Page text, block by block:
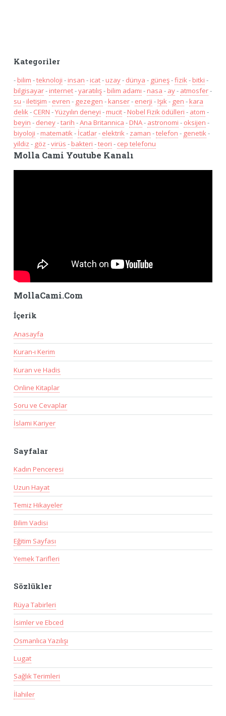
Kategoriler
-bilim -teknoloji -insan -icat-uzay- dünya - güneş-fizik-bitki -
bilgisayar-internet-yaratılış-bilim adamı -nasa - ay- atmosfer-
su -iletişim - evren - gezegen -kanser- enerji -Işık- gen -kara
delik- CERN -Yüzyılın deneyi -mucit-Nobel Fizik ödülleri - atom -
beyin - deney-tarih -Ana Britannica -DNA- astronomi - oksijen -
biyoloji -matematik- İcatlar- elektrik- zaman -telefon - genetik-
yildiz - göz -virüs -bakteri -teori - cep telefonu
Molla Cami Youtube Kanalı
MollaCami.Com
İçerik
Anasayfa
Kuran-ı Kerim
Kuran ve Hadis
Online Kitaplar
Soru ve Cevaplar
İslami Kariyer
Sayfalar
Kadın Penceresi
Uzun Hayat
Temiz Hikayeler
Bilim Vadisi
Eğitim Sayfası
Yemek Tarifleri
Sözlükler
Rüya Tabirleri
İsimler ve Ebced
Osmanlıca Yazılışı
Lugat
Sağlık Terimleri
İlahiler